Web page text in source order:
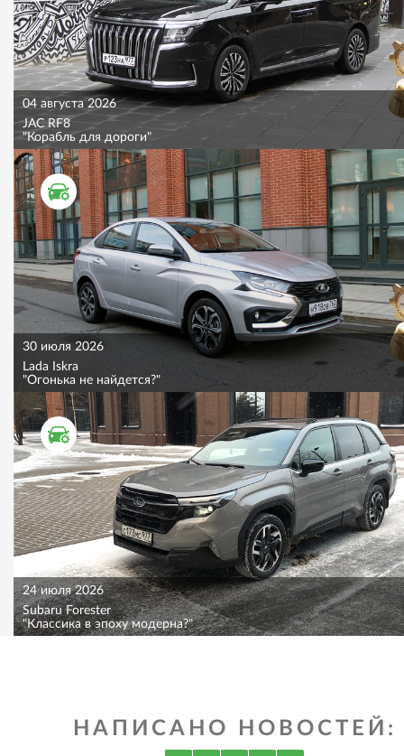
04 августа 2026
JAC RF8
"Корабль для дороги"
ТЕСТ ДРАЙВ
30 июля 2026
Lada Iskra
"Огонька не найдется?"
ТЕСТ ДРАЙВ
24 июля 2026
Subaru Forester
"Классика в эпоху модерна?"
НАПИСАНО НОВОСТЕЙ: